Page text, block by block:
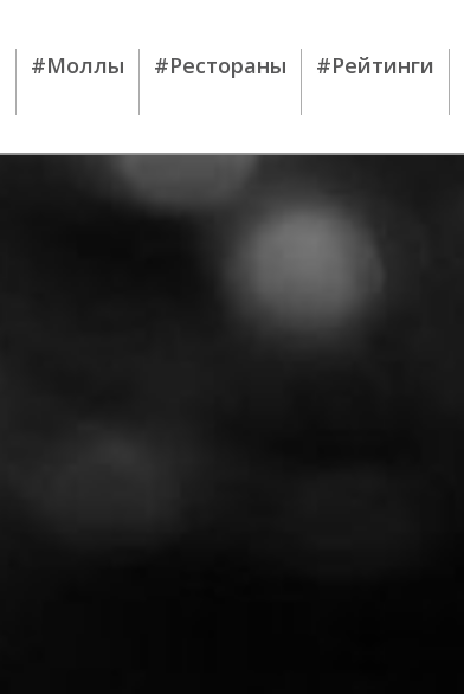
#Моллы #Рестораны #Рейтинги